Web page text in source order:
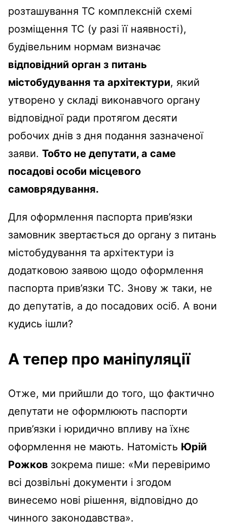
розташування ТС комплексній схемі
розміщення ТС (у разі її наявності),
будівельним нормам визначає
відповідний орган з питань
містобудування та архітектури, який
утворено у складі виконавчого органу
відповідної ради протягом десяти
робочих днів з дня подання зазначеної
заяви. Тобто не депутати, а саме
посадові особи місцевого
самоврядування.
Для оформлення паспорта прив’язки
замовник звертається до органу з питань
містобудування та архітектури із
додатковою заявою щодо оформлення
паспорта прив’язки ТС. Знову ж таки, не
до депутатів, а до посадових осіб. А вони
кудись ішли?
А тепер про маніпуляції
Отже, ми прийшли до того, що фактично
депутати не оформлюють паспорти
прив’язки і юридично впливу на їхнє
оформлення не мають. Натомість Юрій
Рожков зокрема пише: «Ми перевіримо
всі дозвільні документи і згодом
винесемо нові рішення, відповідно до
чинного законодавства».